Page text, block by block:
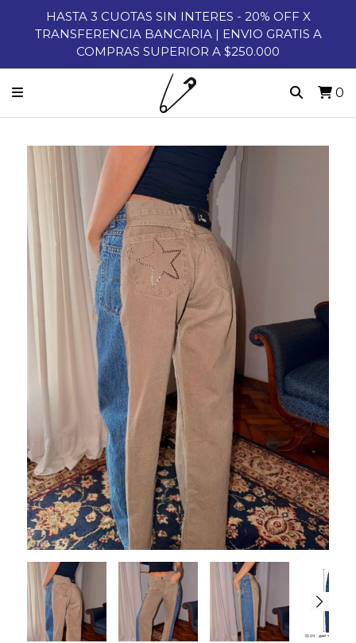
HASTA 3 CUOTAS SIN INTERES - 20% OFF X
TRANSFERENCIA BANCARIA | ENVIO GRATIS A
COMPRAS SUPERIOR A $250.000
0